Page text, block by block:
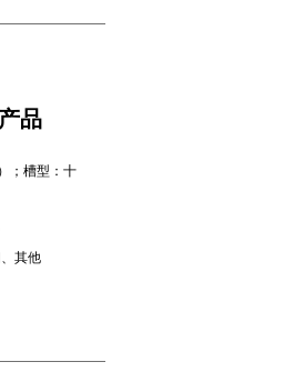
品
；槽型：十
其他